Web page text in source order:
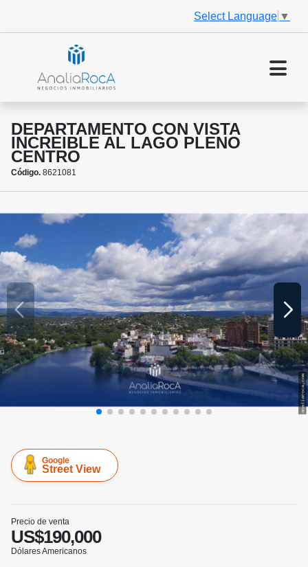
Select Language ▼
DEPARTAMENTO CON VISTA
INCREIBLE AL LAGO PLENO
CENTRO
Código. 8621081
Google
Street View
Precio de venta
US$190,000
Dólares Americanos